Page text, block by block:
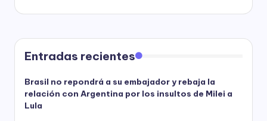
Entradas recientes
Brasil no repondrá a su embajador y rebaja la
relación con Argentina por los insultos de Milei a
Lula